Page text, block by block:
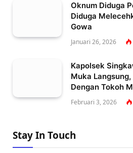
Oknum Diduga
Diduga
Gowa
Januari 26, 2026
Kapolsek
Muka
Dengan Tokoh
Februari 3, 2026
Stay In Touch